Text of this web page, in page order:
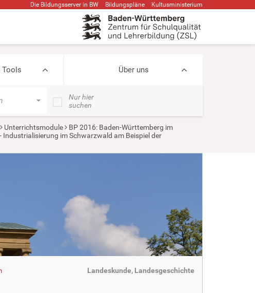
Die Bildungsserver in BW Bildungspläne Kultusministerium
Tools Über uns
Nur hier
suchen
Unterrichtsmodule
BP 2016: Baden-Württemberg im
im Schwarzwald am Beispiel der
Landeskunde, Landesgeschichte